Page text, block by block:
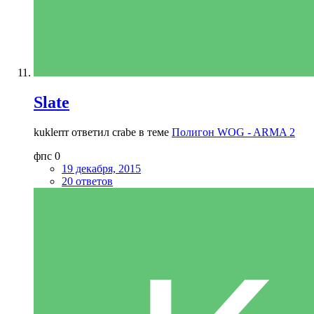
Slate
kuklerrr ответил crabe в теме Полигон WOG - ARMA 2
фпс 0
19 декабря, 2015
20 ответов